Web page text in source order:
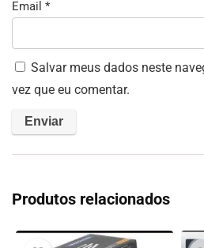
Email *
Salvar meus dados neste
vez que eu comentar.
Produtos relacionados